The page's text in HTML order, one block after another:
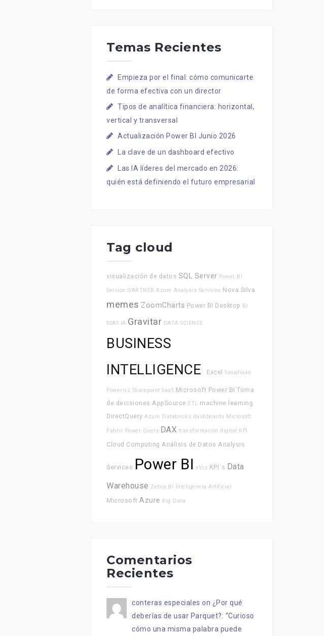
Temas Recientes
Empieza por el final: cómo comunicarte
de forma efectiva con un director
Tipos de analítica financiera: horizontal,
vertical y transversal
Actualización Power BI Junio 2026
La clave de un dashboard efectivo
Las IA líderes del mercado en 2026:
quién está definiendo el futuro empresarial
Tag cloud
visualización de datos SQL Server Power BI
Service GARTNER Azure Analysis Services Nova Silva
memes ZoomCharts Power BI Desktop BI
SSAS IA Gravitar DATA SCIENCE
BUSINESS
INTELLIGENCE
Excel Snowflake
Powerviz Sharepoint SaaS Microsoft Power BI Toma
de decisiones AppSource ETL machine learning
DirectQuery Azure Databricks dashboards Microsoft
Fabric Power Query DAX transformación digital KPI
Cloud Computing Análisis de Datos Analysis
Services Power BI xViz KPI´s Data
Warehouse Zebra BI Inteligencia Artificial
Microsoft Azure Big Data
Comentarios
Recientes
conteras especiales on ¿Por qué
deberías de usar Parquet?: “Curioso
cómo una misma palabra puede